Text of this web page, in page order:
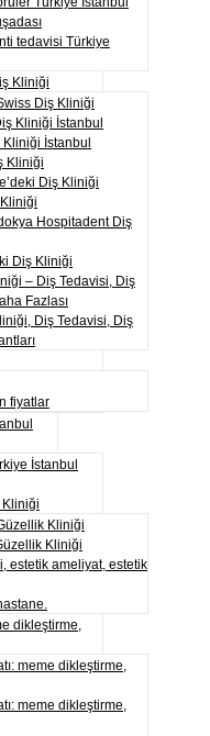
tedavisi Türkiye
Kliniği
Diş Kliniği
Kliniği İstanbul
İstanbul
Kliniği
Diş Kliniği
Hospitadent Diş
Diş Kliniği
– Diş Tedavisi, Diş
Fazlası
Diş Tedavisi, Diş
fiyatlar
İstanbul
Kliniği
Kliniği
Kliniği
estetik ameliyat, estetik
dikleştirme,
meme dikleştirme,
meme dikleştirme,